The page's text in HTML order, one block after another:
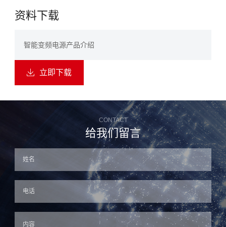
资料下载
智能变频电源产品介绍
 立即下载
CONTACT
给我们留言